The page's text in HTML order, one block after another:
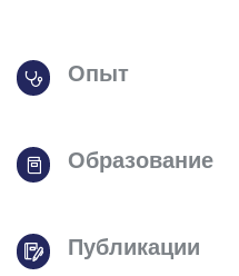
Опыт
Образование
Публикации